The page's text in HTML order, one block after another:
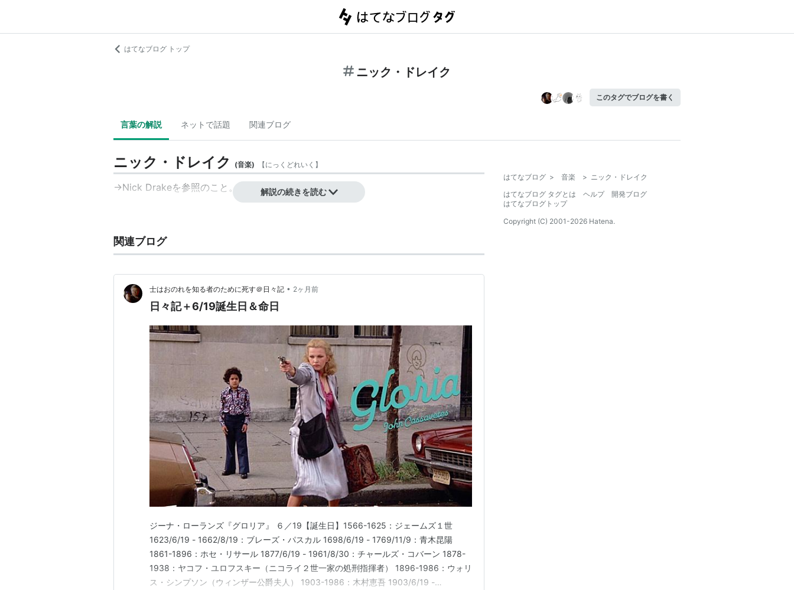
はてなブログ トップ
ニック・ドレイク
このタグでブログを書く
言葉の解説 ネットで話題 関連ブログ
ニック・ドレイク (音楽) 【にっくどれいく 】
→Nick Drakeを参照のこと。 解説の続きを読む
関連ブログ
士はおのれを知る者のために死す＠日々記 • 2ヶ月前
日々記＋6/19誕生日＆命日
ジーナ・ローランズ『グロリア』 ６／19【誕生日】1566-1625：ジェームズ１世
1623/6/19 - 1662/8/19：ブレーズ・パスカル 1698/6/19 - 1769/11/9：青木昆陽
1861-1896：ホセ・リサール 1877/6/19 - 1961/8/30：チャールズ・コバーン 1878-
1938：ヤコフ・ユロフスキー（ニコライ２世一家の処刑指揮者） 1896-1986：ウォリ
ス・シンプソン（ウィンザー公爵夫人） 1903-1986：木村恵吾 1903/6/19 -
はてなブログ > 音楽 > ニック・ドレイク
はてなブログ タグとは
ヘルプ
開発ブログ
はてなブログトップ
Copyright (C) 2001-2026 Hatena.